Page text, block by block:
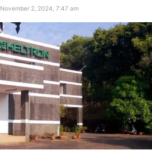
November 2, 2024, 7:47 am